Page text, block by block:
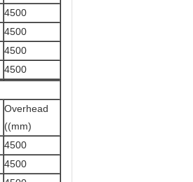
4500
4500
4500
4500
Overhead
((mm)
4500
4500